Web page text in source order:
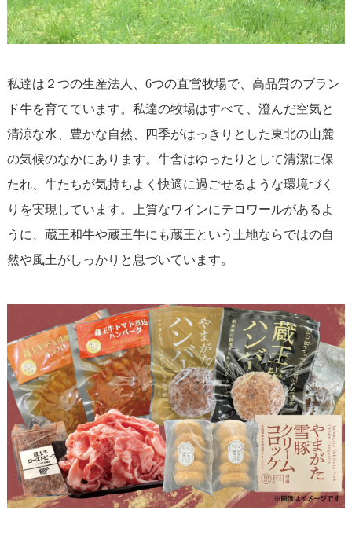
私達は２つの生産法人、6つの直営牧場で、高品質のブラン
ド牛を育てています。私達の牧場はすべて、澄んだ空気と
清涼な水、豊かな自然、四季がはっきりとした東北の山麓
の気候のなかにあります。牛舎はゆったりとして清潔に保
たれ、牛たちが気持ちよく快適に過ごせるような環境づく
りを実現しています。上質なワインにテロワールがあるよ
うに、蔵王和牛や蔵王牛にも蔵王という土地ならではの自
然や風土がしっかりと息づいています。